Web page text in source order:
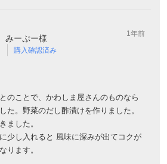
みーぷー様
購入確認済み
1年前
のことで、かわしま屋さんのものなら
た。野菜のだし酢漬けを作りました。
ました。
少し入れると 風味に深みが出てコクが
ります。